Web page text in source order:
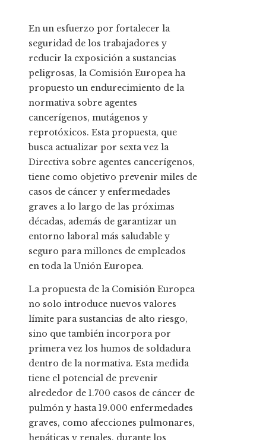
En un esfuerzo por fortalecer la
seguridad de los trabajadores y
reducir la exposición a sustancias
peligrosas, la Comisión Europea ha
propuesto un endurecimiento de la
normativa sobre agentes
cancerígenos, mutágenos y
reprotóxicos. Esta propuesta, que
busca actualizar por sexta vez la
Directiva sobre agentes cancerígenos,
tiene como objetivo prevenir miles de
casos de cáncer y enfermedades
graves a lo largo de las próximas
décadas, además de garantizar un
entorno laboral más saludable y
seguro para millones de empleados
en toda la Unión Europea.
La propuesta de la Comisión Europea
no solo introduce nuevos valores
límite para sustancias de alto riesgo,
sino que también incorpora por
primera vez los humos de soldadura
dentro de la normativa. Esta medida
tiene el potencial de prevenir
alrededor de 1.700 casos de cáncer de
pulmón y hasta 19.000 enfermedades
graves, como afecciones pulmonares,
hepáticas y renales, durante los